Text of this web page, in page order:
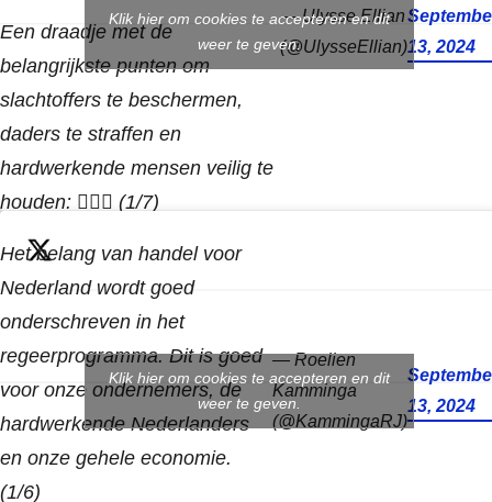
Een draadje met de
belangrijkste punten om
slachtoffers te beschermen,
daders te straffen en
hardwerkende mensen veilig te
houden: 👇🏻🧵 (1/7)
— Ulysse Ellian
(@UlysseEllian)13, 2024
Klik hier om cookies te accepteren en dit
weer te geven.
Het belang van handel voor
Nederland wordt goed
onderschreven in het
regeerprogramma. Dit is goed
voor onze ondernemers, de
hardwerkende Nederlanders
en onze gehele economie.
(1/6)
— Roelien
Kamminga
(@KammingaRJ)
13, 2024
Klik hier om cookies te accepteren en dit
weer te geven.